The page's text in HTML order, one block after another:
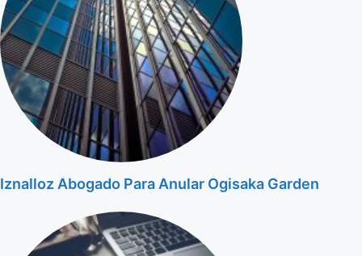
Iznalloz Abogado Para Anular Ogisaka Garden